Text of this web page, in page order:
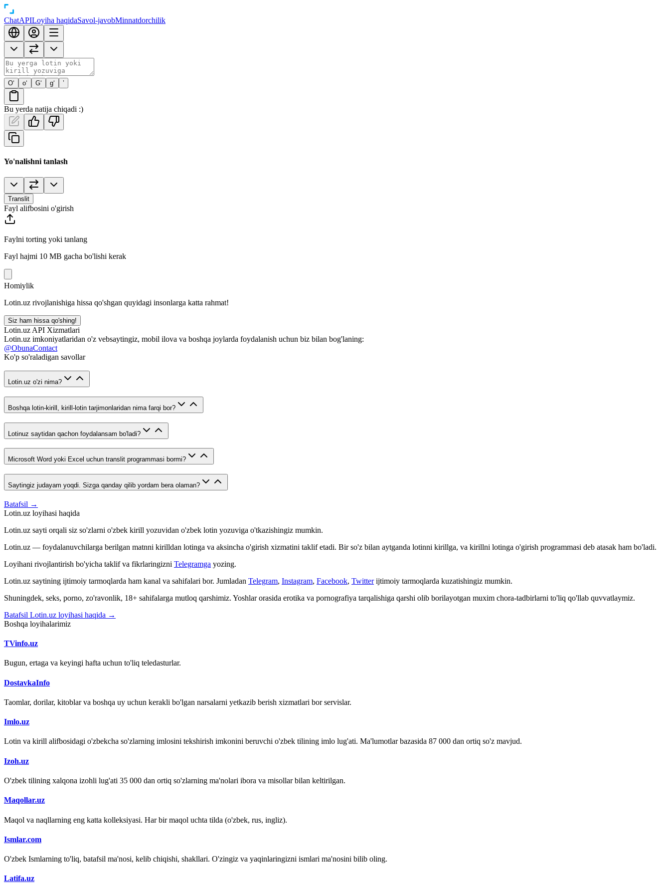
ChatAPILoyiha haqidaSavol-javobMinnatdorchilik
O‘ o‘ G‘ g‘ ’
Bu yerda natija chiqadi :)
Yo'nalishni tanlash
Translit
Fayl alifbosini o'girish
Faylni torting yoki tanlang
Fayl hajmi 10 MB gacha bo'lishi kerak
Homiylik
Lotin.uz rivojlanishiga hissa qo'shgan quyidagi insonlarga katta rahmat!
Siz ham hissa qo'shing!
Lotin.uz API Xizmatlari
Lotin.uz imkoniyatlaridan o'z vebsaytingiz, mobil ilova va boshqa joylarda foydalanish uchun biz bilan bog'laning:
@ObunaContact
Ko'p so'raladigan savollar
Lotin.uz o'zi nima?
Boshqa lotin-kirill, kirill-lotin tarjimonlaridan nima farqi bor?
Lotinuz saytidan qachon foydalansam bo'ladi?
Microsoft Word yoki Excel uchun translit programmasi bormi?
Saytingiz judayam yoqdi. Sizga qanday qilib yordam bera olaman?
Batafsil →
Lotin.uz loyihasi haqida
Lotin.uz sayti orqali siz so'zlarni o'zbek kirill yozuvidan o'zbek lotin yozuviga o'tkazishingiz mumkin.
Lotin.uz — foydalanuvchilarga berilgan matnni kirilldan lotinga va aksincha o'girish xizmatini taklif etadi. Bir so'z bilan aytganda lotinni kirillga, va kirillni lotinga o'girish programmasi deb atasak ham bo'ladi.
Loyihani rivojlantirish bo'yicha taklif va fikrlaringizni Telegramga yozing.
Lotin.uz saytining ijtimoiy tarmoqlarda ham kanal va sahifalari bor. Jumladan Telegram, Instagram, Facebook, Twitter ijtimoiy tarmoqlarda kuzatishingiz mumkin.
Shuningdek, seks, porno, zo'ravonlik, 18+ sahifalarga mutloq qarshimiz. Yoshlar orasida erotika va pornografiya tarqalishiga qarshi olib borilayotgan muxim chora-tadbirlarni to'liq qo'llab quvvatlaymiz.
Batafsil Lotin.uz loyihasi haqida →
Boshqa loyihalarimiz
TVinfo.uz
Bugun, ertaga va keyingi hafta uchun to'liq teledasturlar.
DostavkaInfo
Taomlar, dorilar, kitoblar va boshqa uy uchun kerakli bo'lgan narsalarni yetkazib berish xizmatlari bor servislar.
Imlo.uz
Lotin va kirill alifbosidagi o'zbekcha so'zlarning imlosini tekshirish imkonini beruvchi o'zbek tilining imlo lug'ati. Ma'lumotlar bazasida 87 000 dan ortiq so'z mavjud.
Izoh.uz
O'zbek tilining xalqona izohli lug'ati 35 000 dan ortiq so'zlarning ma'nolari ibora va misollar bilan keltirilgan.
Maqollar.uz
Maqol va naqllarning eng katta kolleksiyasi. Har bir maqol uchta tilda (o'zbek, rus, ingliz).
Ismlar.com
O'zbek Ismlarning to'liq, batafsil ma'nosi, kelib chiqishi, shakllari. O'zingiz va yaqinlaringizni ismlari ma'nosini bilib oling.
Latifa.uz